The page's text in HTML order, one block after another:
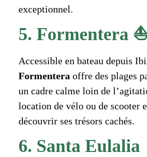
exceptionnel.
5. Formentera
Accessible en bateau depuis
Formentera offre des plages
un cadre calme loin de
location de vélo ou de scooter
découvrir ses trésors cachés.
6. Santa Eulalia